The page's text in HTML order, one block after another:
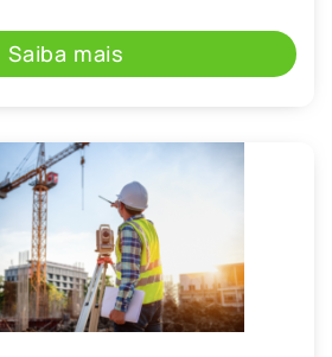
Saiba mais